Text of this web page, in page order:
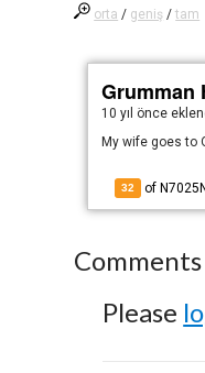
orta / geniş /tam
Grumman
10 yıl önce
My wife goes to
32 of N7025N
Comments
Please